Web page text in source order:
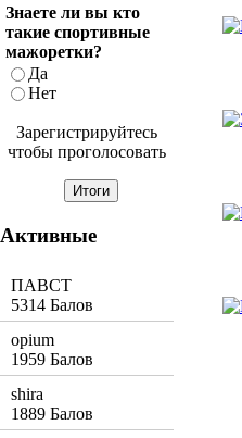
Знаете ли вы кто
такие спортивные
мажоретки?
Да
Нет
Зарегистрируйтесь
чтобы проголосовать
Активные
ПАВСТ
5314 Балов
opium
1959 Балов
shira
1889 Балов